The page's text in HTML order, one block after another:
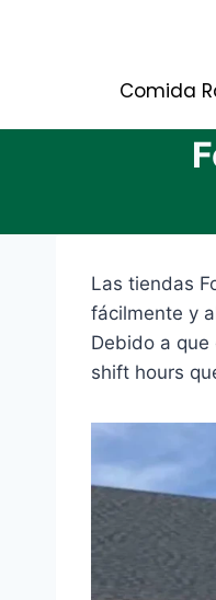
Comida
Las tiendas
fácilmente y
Debido a
shift hours